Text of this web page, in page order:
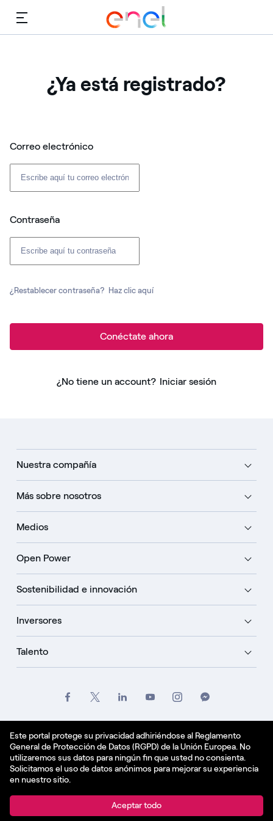
Este portal protege su privacidad adhiriéndose al Reglamento
General de Protección de Datos (RGPD) de la Unión Europea. No
utilizaremos sus datos para ningún fin que usted no consienta.
Solicitamos el uso de datos anónimos para mejorar su experiencia
en nuestro sitio.
Aceptar todo
Menú
¿Ya está registrado?
Correo electrónico
Contraseña
¿Restablecer contraseña? Haz clic aquí
Conéctate ahora
¿No tiene un account? Iniciar sesión
Nuestra compañía
Más sobre nosotros
Medios
Open Power
Sostenibilidad e innovación
Inversores
Talento
Política de cookies
Español - ES
© Enel Spa All Rights Reserved Enel Spa VAT code